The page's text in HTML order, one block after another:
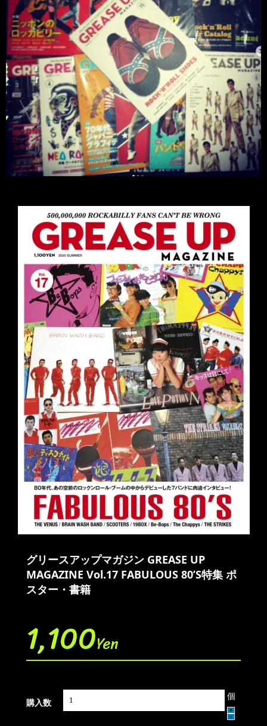
グリースアップマガジン GREASE UP
MAGAZINE Vol.17 FABULOUS 80’S特集 ポ
スター・書籍
1,100Yen
購入数
個